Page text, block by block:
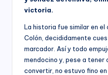
victoria.
La historia fue similar en el
Colón, decididamente
marcador. Así y todo
mendocino y, pese a tener
convertir, no estuvo fino en